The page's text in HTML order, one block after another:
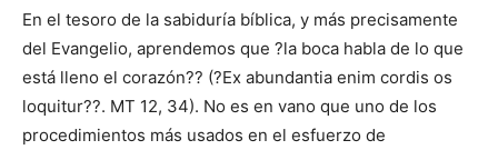
En el tesoro de la sabiduría bíblica, y más precisamente
del Evangelio, aprendemos que ?la boca habla de lo que
está lleno el corazón?? (?Ex abundantia enim cordis os
loquitur??. MT 12, 34). No es en vano que uno de los
procedimientos más usados en el esfuerzo de